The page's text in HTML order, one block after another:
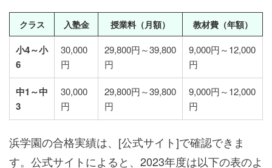
クラス 入塾金 授業料（月額） 教材費（年額）
小4～小
6
30,000
円
29,800円～39,800
円
9,000円～12,000
円
中1～中
3
30,000
円
29,800円～39,800
円
9,000円～12,000
円
浜学園の合格実績は、[公式サイト]で確認できま
す。公式サイトによると、2023年度は以下の表のよ